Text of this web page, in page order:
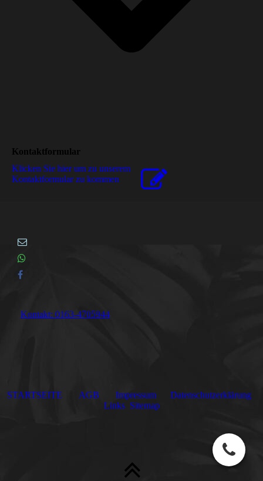
Kontaktformular
Klicken Sie hier um zu unserem
Kon­takt­for­mu­lar zu kommen
Kontakt: 0163-4705944
STARTSEITE AGB Impressum
Datenschutzerklärung
Links Sitemap